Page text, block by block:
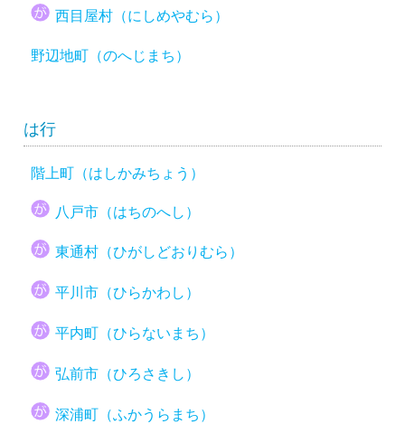
西目屋村（にしめやむら）
野辺地町（のへじまち）
は行
階上町（はしかみちょう）
八戸市（はちのへし）
東通村（ひがしどおりむら）
平川市（ひらかわし）
平内町（ひらないまち）
弘前市（ひろさきし）
深浦町（ふかうらまち）